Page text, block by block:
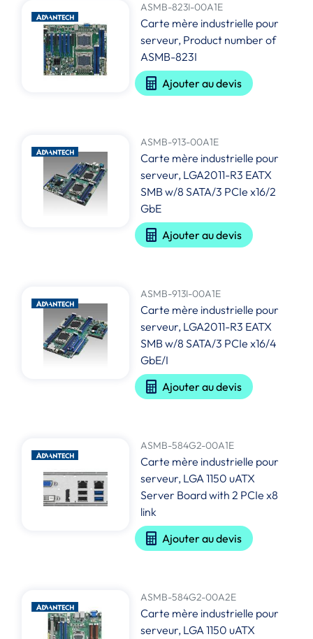
ASMB-823I-00A1E
Carte mère industrielle pour
serveur, Product number of
ASMB-823I
Ajouter au devis
ASMB-913-00A1E
Carte mère industrielle pour
serveur, LGA2011-R3 EATX
SMB w/8 SATA/3 PCIe x16/2
GbE
Ajouter au devis
ASMB-913I-00A1E
Carte mère industrielle pour
serveur, LGA2011-R3 EATX
SMB w/8 SATA/3 PCIe x16/4
GbE/I
Ajouter au devis
ASMB-584G2-00A1E
Carte mère industrielle pour
serveur, LGA 1150 uATX
Server Board with 2 PCIe x8
link
Ajouter au devis
ASMB-584G2-00A2E
Carte mère industrielle pour
serveur, LGA 1150 uATX